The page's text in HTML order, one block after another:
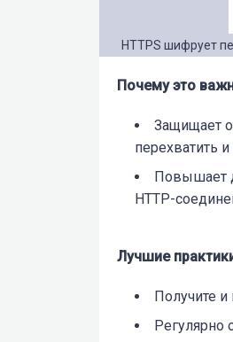
HTTPS шифрует
Почему это
Защищает
перехватить
Повышает
HTTP-
Лучшие
Получите и
Регулярно